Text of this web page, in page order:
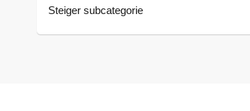
Steiger subcategorie